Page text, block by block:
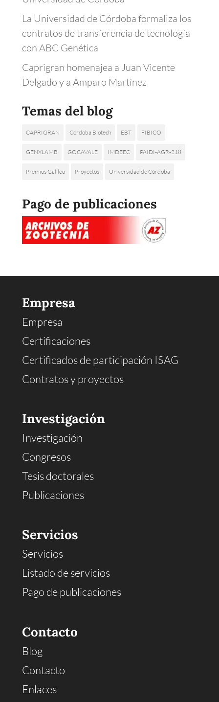
La Universidad de Córdoba formaliza los
contratos de transferencia de tecnología
con ABC Genética
Caprigran homenajea a Juan Vicente
Delgado y a Amparo Martínez
Temas del blog
CAPRIGRAN Córdoba Biotech EBT FIBICO
GENXLAMB GOCAVALE IMDEEC PAIDI-AGR-218
Premios Galileo Proyectos Universidad de Córdoba
Pago de publicaciones
Empresa
Empresa
Certificaciones
Certificados de participación ISAG
Contratos y proyectos
Investigación
Investigación
Congresos
Tesis doctorales
Publicaciones
Servicios
Servicios
Listado de servicios
Pago de publicaciones
Contacto
Blog
Contacto
Enlaces